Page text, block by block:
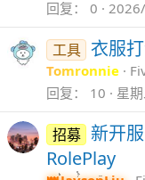
回复
0
工具 衣服
Tomronnie
回复
10 星
招募 新开
RolePlay